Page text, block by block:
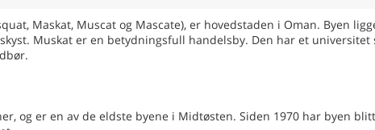
Maskat, Muscat og Mascate), er hovedstaden i Oman. Byen
Muskat er en betydningsfull handelsby. Den har et
og er en av de eldste byene i Midtøsten. Siden 1970 har byen